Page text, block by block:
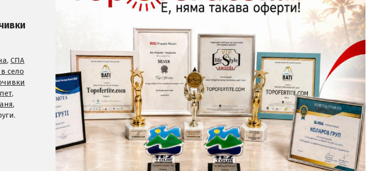
, СПА
село
,
,